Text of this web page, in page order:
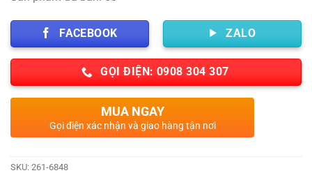
FACEBOOK ZALO
GỌI ĐIỆN: 0908 304 307
MUA NGAY
Gọi điện xác nhận và giao hàng tận nơi
SKU: 261-6848